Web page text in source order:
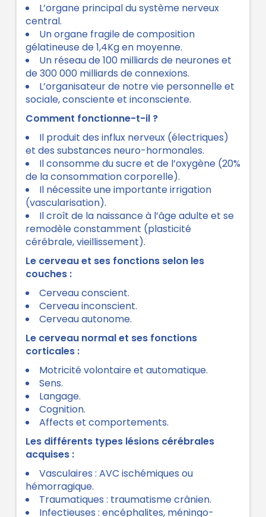
L’organe principal du système nerveux
central.
Un organe fragile de composition
gélatineuse de 1,4Kg en moyenne.
Un réseau de 100 milliards de neurones et
de 300 000 milliards de connexions.
L’organisateur de notre vie personnelle et
sociale, consciente et inconsciente.
Comment fonctionne-t-il ?
Il produit des influx nerveux (électriques)
et des substances neuro-hormonales.
Il consomme du sucre et de l’oxygène (20%
de la consommation corporelle).
Il nécessite une importante irrigation
(vascularisation).
Il croît de la naissance à l’âge adulte et se
remodèle constamment (plasticité
cérébrale, vieillissement).
Le cerveau et ses fonctions selon les
couches :
Cerveau conscient.
Cerveau inconscient.
Cerveau autonome.
Le cerveau normal et ses fonctions
corticales :
Motricité volontaire et automatique.
Sens.
Langage.
Cognition.
Affects et comportements.
Les différents types lésions cérébrales
acquises :
Vasculaires : AVC ischémiques ou
hémorragique.
Traumatiques : traumatisme crânien.
Infectieuses : encéphalites, méningo-